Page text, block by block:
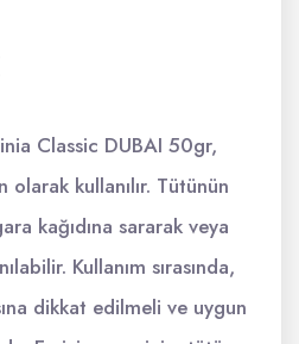
Classic DUBAI 50gr,
kullanılır. Tütünün
kağıdına sararak veya
Kullanım sırasında,
dikkat edilmeli ve uygun